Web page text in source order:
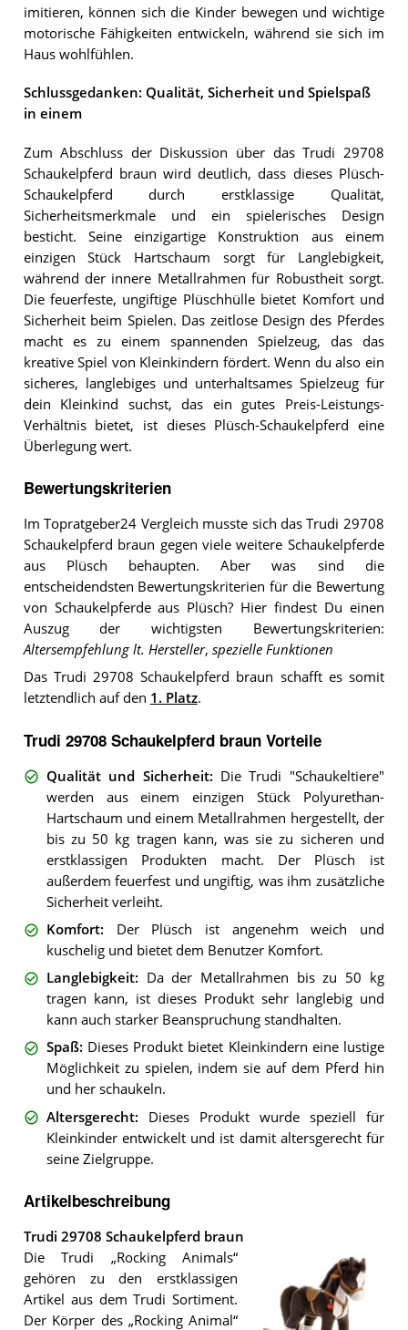
imitieren, können sich die Kinder bewegen und wichtige
motorische Fähigkeiten entwickeln, während sie sich im
Haus wohlfühlen.
Schlussgedanken: Qualität, Sicherheit und Spielspaß
in einem
Zum Abschluss der Diskussion über das Trudi 29708
Schaukelpferd braun wird deutlich, dass dieses Plüsch-
Schaukelpferd durch erstklassige Qualität,
Sicherheitsmerkmale und ein spielerisches Design
besticht. Seine einzigartige Konstruktion aus einem
einzigen Stück Hartschaum sorgt für Langlebigkeit,
während der innere Metallrahmen für Robustheit sorgt.
Die feuerfeste, ungiftige Plüschhülle bietet Komfort und
Sicherheit beim Spielen. Das zeitlose Design des Pferdes
macht es zu einem spannenden Spielzeug, das das
kreative Spiel von Kleinkindern fördert. Wenn du also ein
sicheres, langlebiges und unterhaltsames Spielzeug für
dein Kleinkind suchst, das ein gutes Preis-Leistungs-
Verhältnis bietet, ist dieses Plüsch-Schaukelpferd eine
Überlegung wert.
Bewertungskriterien
Im Topratgeber24 Vergleich musste sich das Trudi 29708
Schaukelpferd braun gegen viele weitere Schaukelpferde
aus Plüsch behaupten. Aber was sind die
entscheidendsten Bewertungskriterien für die Bewertung
von Schaukelpferde aus Plüsch? Hier findest Du einen
Auszug der wichtigsten Bewertungskriterien:
Altersempfehlung lt. Hersteller, spezielle Funktionen
Das Trudi 29708 Schaukelpferd braun schafft es somit
letztendlich auf den 1. Platz.
Trudi 29708 Schaukelpferd braun Vorteile
Qualität und Sicherheit: Die Trudi "Schaukeltiere"
werden aus einem einzigen Stück Polyurethan-
Hartschaum und einem Metallrahmen hergestellt, der
bis zu 50 kg tragen kann, was sie zu sicheren und
erstklassigen Produkten macht. Der Plüsch ist
außerdem feuerfest und ungiftig, was ihm zusätzliche
Sicherheit verleiht.
Komfort: Der Plüsch ist angenehm weich und
kuschelig und bietet dem Benutzer Komfort.
Langlebigkeit: Da der Metallrahmen bis zu 50 kg
tragen kann, ist dieses Produkt sehr langlebig und
kann auch starker Beanspruchung standhalten.
Spaß: Dieses Produkt bietet Kleinkindern eine lustige
Möglichkeit zu spielen, indem sie auf dem Pferd hin
und her schaukeln.
Altersgerecht: Dieses Produkt wurde speziell für
Kleinkinder entwickelt und ist damit altersgerecht für
seine Zielgruppe.
Artikelbeschreibung
Trudi 29708 Schaukelpferd braun
Die Trudi „Rocking Animals“
gehören zu den erstklassigen
Artikel aus dem Trudi Sortiment.
Der Körper des „Rocking Animal“